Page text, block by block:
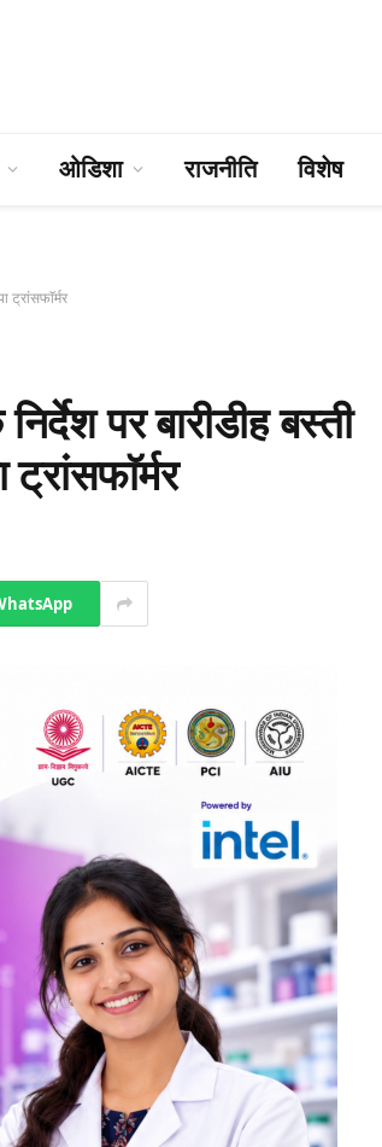
ओडिशा राजनीति विशेष
ट्रांसफाॅर्मर
पर बारीडीह बस्ती